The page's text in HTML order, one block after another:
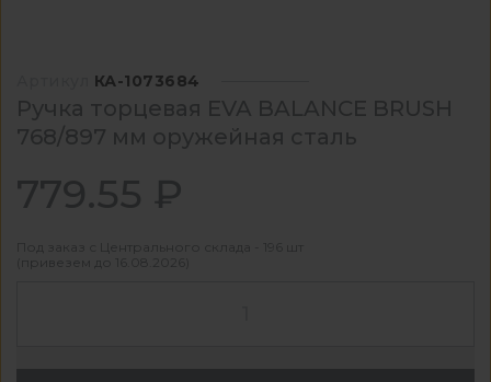
КА-1073684
Ручка торцевая EVA BALANCE BRUSH
768/897 мм оружейная сталь
779.55 ₽
Под заказ с Центрального склада - 196 шт
(привезем до 16.08.2026)